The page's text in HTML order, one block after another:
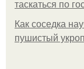
таскаться по
Как соседка
пушистый